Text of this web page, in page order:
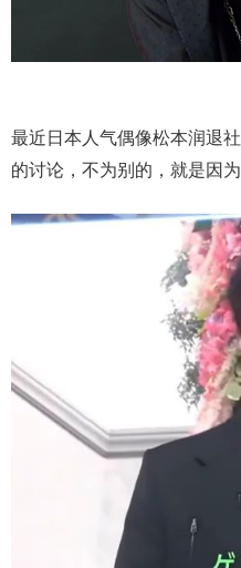
最近日本人气偶像松本润退
的讨论，不为别的，就是因